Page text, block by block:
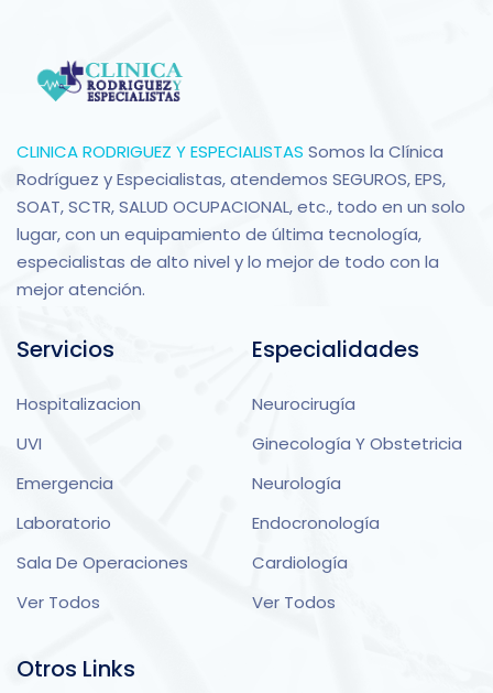
CLINICA RODRIGUEZ Y ESPECIALISTAS Somos la Clínica
Rodríguez y Especialistas, atendemos SEGUROS, EPS,
SOAT, SCTR, SALUD OCUPACIONAL, etc., todo en un solo
lugar, con un equipamiento de última tecnología,
especialistas de alto nivel y lo mejor de todo con la
mejor atención.
Servicios
Hospitalizacion
UVI
Emergencia
Laboratorio
Sala De Operaciones
Ver Todos
Especialidades
Neurocirugía
Ginecología Y Obstetricia
Neurología
Endocronología
Cardiología
Ver Todos
Otros Links